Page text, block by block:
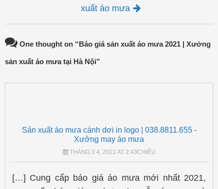
xuất áo mưa
One thought on “Báo giá sản xuất áo mưa 2021 | Xưởng
sản xuất áo mưa tại Hà Nội”
Sản xuất áo mưa cánh dơi in logo | 038.8811.655 -
Xưởng may áo mưa
THÁNG 3 4, 2021 AT 2:43CHIỀU
[…] Cung cấp báo giá áo mưa mới nhất 2021,